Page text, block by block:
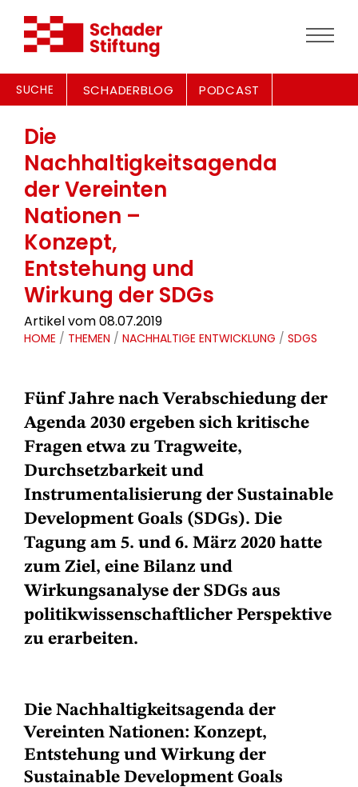
SUCHE SCHADERBLOG PODCAST
Die
Nachhaltigkeitsagenda
der Vereinten
Nationen –
Konzept,
Entstehung und
Wirkung der SDGs
Artikel vom 08.07.2019
HOME / THEMEN / NACHHALTIGE ENTWICKLUNG / SDGS
Fünf Jahre nach Verabschiedung der
Agenda 2030 ergeben sich kritische
Fragen etwa zu Tragweite,
Durchsetzbarkeit und
Instrumentalisierung der Sustainable
Development Goals (SDGs). Die
Tagung am 5. und 6. März 2020 hatte
zum Ziel, eine Bilanz und
Wirkungsanalyse der SDGs aus
politikwissenschaftlicher Perspektive
zu erarbeiten.
Die Nachhaltigkeitsagenda der
Vereinten Nationen: Konzept,
Entstehung und Wirkung der
Sustainable Development Goals